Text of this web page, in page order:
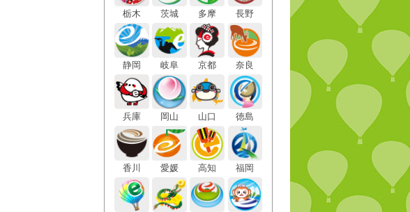
栃木 茨城 多摩 長野
静岡 岐阜 京都 奈良
兵庫 岡山 山口 徳島
香川 愛媛 高知 福岡